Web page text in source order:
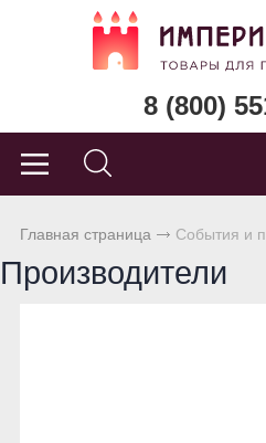
8 (800)
Главная страница События и
Производители